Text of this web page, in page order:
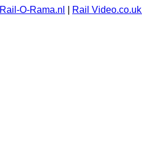
Rail-O-Rama.nl Rail Video.co.uk